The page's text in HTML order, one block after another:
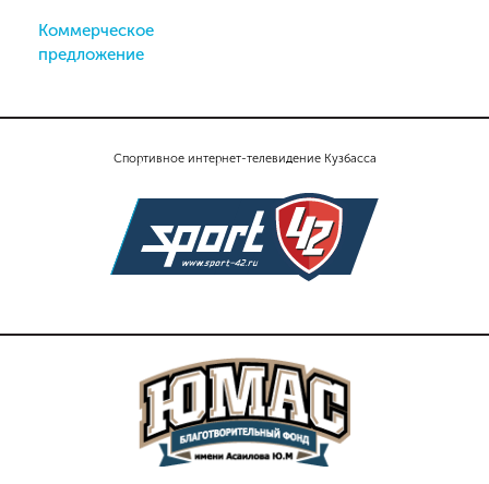
Спортивное интернет-телевидение Кузбасса
Коммерческое
предложение